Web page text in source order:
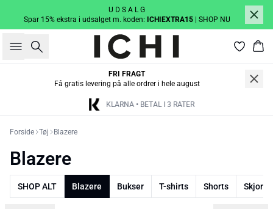
U D S A L G
Spar 15% ekstra i udsalget m. koden: ICHIEXTRA15| SHOP NU
Søg
FRI FRAGT
Få gratis levering på alle ordrer i hele august
KLARNA • BETAL I 3 RATER
Forside Tøj Blazere
Blazere
SHOP ALT Blazere Bukser T-shirts Shorts